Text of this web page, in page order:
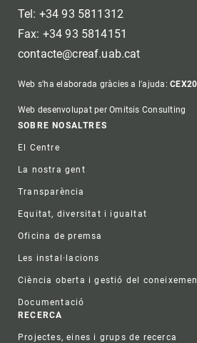
Tel: +34 93 5811312
Fax: +34 93 5814151
contacte@creaf.uab.cat
Web s'ha elaborada gràcies a l'ajuda:
Web desenvolupat per Omitsis Consulting
Footer
SOBRE NOSALTRES
El Centre
La nostra gent
Transparència
Equitat, diversitat i igualtat
Oficina de premsa
Les instal·lacions
Ciència oberta i gestió del
Documentació
RECERCA
Projectes, eines i grups de recerca